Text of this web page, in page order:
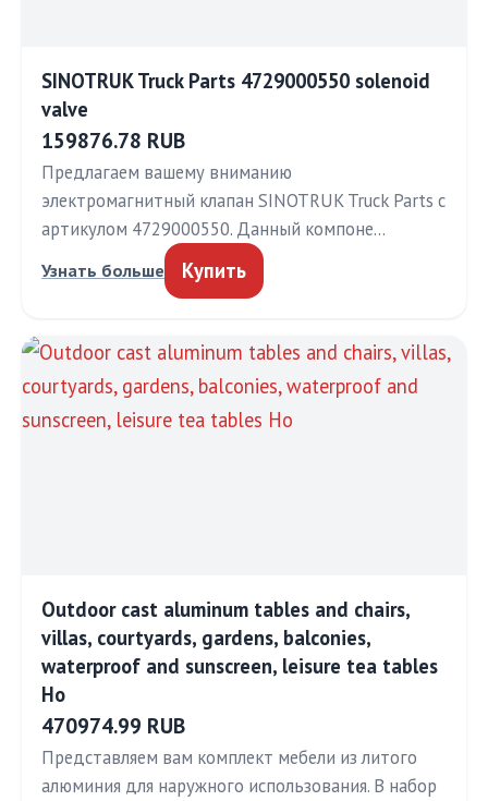
SINOTRUK Truck Parts 4729000550 solenoid
valve
159876.78 RUB
Предлагаем вашему вниманию
электромагнитный клапан SINOTRUK Truck Parts с
артикулом 4729000550. Данный компоне…
Узнать больше Купить
Outdoor cast aluminum tables and chairs,
villas, courtyards, gardens, balconies,
waterproof and sunscreen, leisure tea tables
Ho
470974.99 RUB
Представляем вам комплект мебели из литого
алюминия для наружного использования. В набор